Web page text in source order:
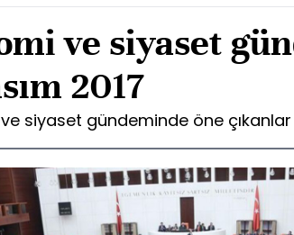
ve siyaset
2017
siyaset gündeminde öne çıkanlar